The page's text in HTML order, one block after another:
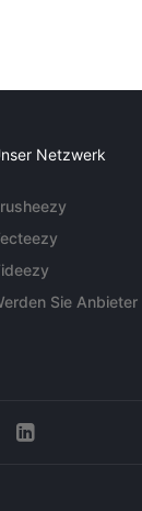
Netzwerk
Sie Anbieter